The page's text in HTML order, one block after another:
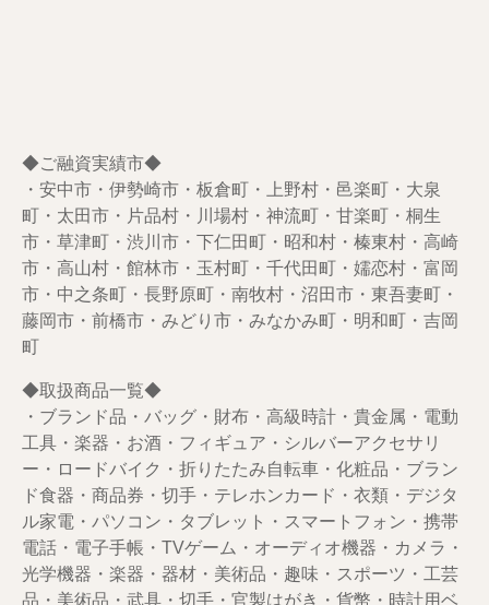
◆ご融資実績市◆
・安中市・伊勢崎市・板倉町・上野村・邑楽町・大泉
町・太田市・片品村・川場村・神流町・甘楽町・桐生
市・草津町・渋川市・下仁田町・昭和村・榛東村・高崎
市・高山村・館林市・玉村町・千代田町・嬬恋村・富岡
市・中之条町・長野原町・南牧村・沼田市・東吾妻町・
藤岡市・前橋市・みどり市・みなかみ町・明和町・吉岡
町
◆取扱商品一覧◆
・ブランド品・バッグ・財布・高級時計・貴金属・電動
工具・楽器・お酒・フィギュア・シルバーアクセサリ
ー・ロードバイク・折りたたみ自転車・化粧品・ブラン
ド食器・商品券・切手・テレホンカード・衣類・デジタ
ル家電・パソコン・タブレット・スマートフォン・携帯
電話・電子手帳・TVゲーム・オーディオ機器・カメラ・
光学機器・楽器・器材・美術品・趣味・スポーツ・工芸
品・美術品・武具・切手・官製はがき・貨幣・時計用ベ